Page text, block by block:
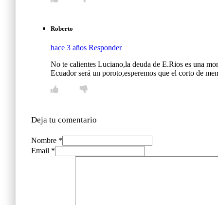
Roberto
hace 3 años Responder
No te calientes Luciano,la deuda de E.Rios es una
Ecuador será un poroto,esperemos que el corto de
Deja tu comentario
Nombre *
Email *